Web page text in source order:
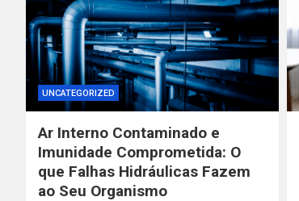
UNCATEGORIZED
Ar Interno Contaminado e
Imunidade Comprometida: O
que Falhas Hidráulicas Fazem
ao Seu Organismo